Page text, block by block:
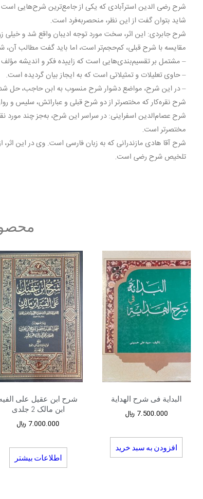
شرح رضى الدین استرآبادی که یکى از جامع‌ترین شرح‌هایى است
شاید بتوان گفت از این نظر، منحصربه‌فرد است.
شرح جابردى: این اثر، سخت مورد توجه ادیبان واقع شد و خیلى
مقایسه با شرح قبلى، کم‌حجم‌تر است، اما باید گفت مطالب
– مشتمل بر تقسیم‌بندى‌هایى است که زاییده فکر و اندیشه
– حاوى تعلیلات و تمثیلاتى است که به ایجاز بیان گردیده است.
– در این شرح، مواضع دشوار شرح منسوب به ابن حاجب، حل
شرح نقره‌کار که مختصرتر از دو شرح قبلى و عباراتش، سلیس و
شرح عصام‌الدین اسفراینى: در سراسر این شرح، به‌جز چند
مختصرتر است.
شرح آقا هادى مازندرانى که به زبان فارسی است. وى در این
تلخیص شرح رضى است.
البدایة فی شرح الهدایة
7.500.000 ﷼
افزودن به سبد خرید
شرح ابن عقیل علی
ابن مالک 2 جلدی
7.000.000 ﷼
اطلاعات بیشتر